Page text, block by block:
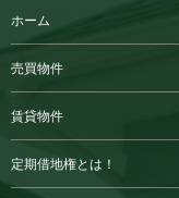
ホーム
売買物件
賃貸物件
定期借地権とは！